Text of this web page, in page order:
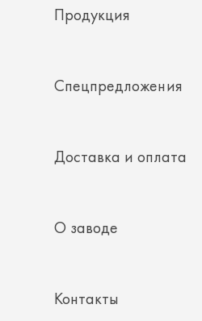
Спецпредложения
Доставка и оплата
О заводе
Контакты
Полезная информация